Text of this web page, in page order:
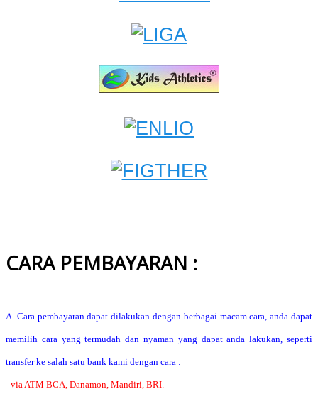
CARA PEMBAYARAN :
A. Cara pembayaran dapat dilakukan dengan berbagai macam cara, anda dapat
memilih cara yang termudah dan nyaman yang dapat anda lakukan, seperti
transfer ke salah satu bank kami dengan cara :
- via ATM BCA, Danamon, Mandiri, BRI.